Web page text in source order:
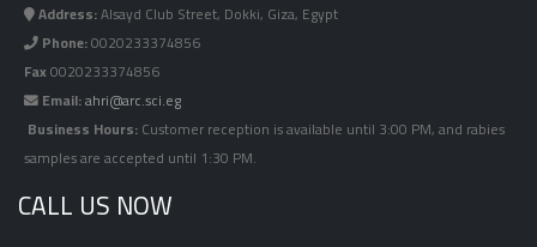
Address:Alsayd Club Street, Dokki, Giza, Egypt
Phone:0020233374856
Fax0020233374856
Email:ahri@arc.sci.eg
Business Hours:Customer reception is available until 3:00 PM, and rabies
samples are accepted until 1:30 PM.
CALL US NOW